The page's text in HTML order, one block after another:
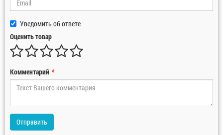
Уведомить об ответе
Оценить товар
Комментарий *
Отправить